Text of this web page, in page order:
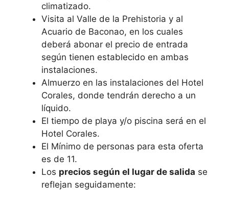
climatizado.
Visita al Valle de la Prehistoria y al
Acuario de Baconao, en los cuales
deberá abonar el precio de entrada
según tienen establecido en ambas
instalaciones.
Almuerzo en las instalaciones del Hotel
Corales, donde tendrán derecho a un
líquido.
El tiempo de playa y/o piscina será en el
Hotel Corales.
El Mínimo de personas para esta oferta
es de 11.
Los precios según el lugar de salida se
reflejan seguidamente: